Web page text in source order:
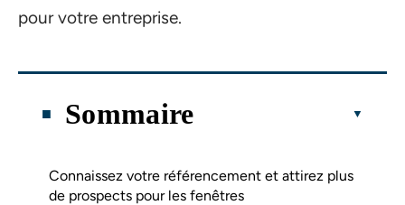
pour votre entreprise.
Sommaire
Connaissez votre référencement et attirez plus
de prospects pour les fenêtres